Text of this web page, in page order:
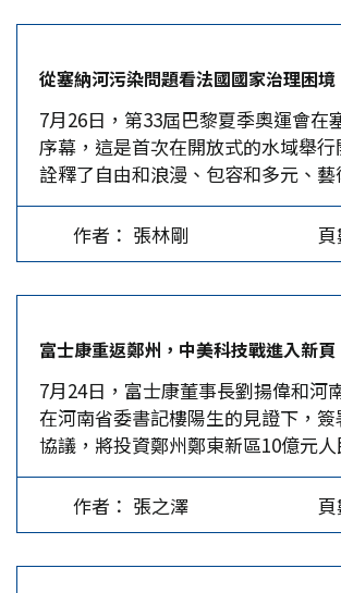
這次巴黎奧運金牌榜，美國最後因女
法國，得與中國金牌以40-40並肩，
牌總數第一自我安慰。若中國亦自以
港的兩塊金牌，而香港早已是中國
牌時唱的也是「義勇軍進行曲」，
的兩金，則已超過美國四金之多。
居然亦將中國隊一大兩小，列為44面
首，公布於世。此外，中國隊還有
國。 在奧運場上競技，只有一人或一
金牌，剩下的只有銀牌和銅牌，勝出
少數的運動員。賽場基本上有公正的
到肯定，輸者服輸。奧林匹克的精
爭、鞏固友誼、提倡寬容，以及期
大部分的運動員雖無獎而返，但也
因能參與已是體壇健兒，赴會共襄盛
誼，絕非一無所獲。但以國家名義
同樣令國人驕傲，返台後在「英雄大
受了民眾的歡呼。儘管在兩岸關係緊
不乏有心人士利用場外風波大作文章
惺惺相惜，共同閃耀巴黎奧運。 大
開花 巴黎奧運會中國大陸代表團奪
中，六大傳統優勢項目—跳水、乒乓
擊、羽毛球、體操—共斬獲27枚金牌
總數的67.5%。其中，有「夢之隊」
旗升起、《義勇軍進行曲》奏響。最
是，「莎頭」組合（孫穎莎和王楚欽
「黑馬」搭檔李正植/金琴英，為中
上首枚奧運混雙金牌。 中國舉重「
參賽，斬獲5金，其中李發彬、侯志
現強勢衛冕，羅詩芳、劉煥華首登
是劉煥華奪得中國男舉在100公斤以
首金。本屆奧運會射擊項目共設15
從塞納河污染問題看法國國家治理困
7月26日，第33屆巴黎夏季奧運會在
序幕，這是首次在開放式的水域舉
詮釋了自由和浪漫、包容和多元、
演了一場「流動的盛宴」。令人尷
旬巴黎市政府宣布塞納河水質達到可
標準，但體育界對該河是否適合比
游泳練習。 8月4日比利時奧會宣布，
蜜雪兒(Claire Michel)因參加在塞納
三項後生病，不得不退出比賽。挪威
表團也出現類似狀況。 塞納河污染
的標誌，塞納河(Seine…
作者： 張林剛
富士康重返鄭州，中美科技戰進入新
7月24日，富士康董事長劉揚偉和河
在河南省委書記樓陽生的見證下，
協議，將投資鄭州鄭東新區10億元
康在大陸實施「3+3轉型戰略」，建
事業總部大樓，一個月內將招收5萬
中美爆發科技戰後的一大轉折，重
作者： 張之澤